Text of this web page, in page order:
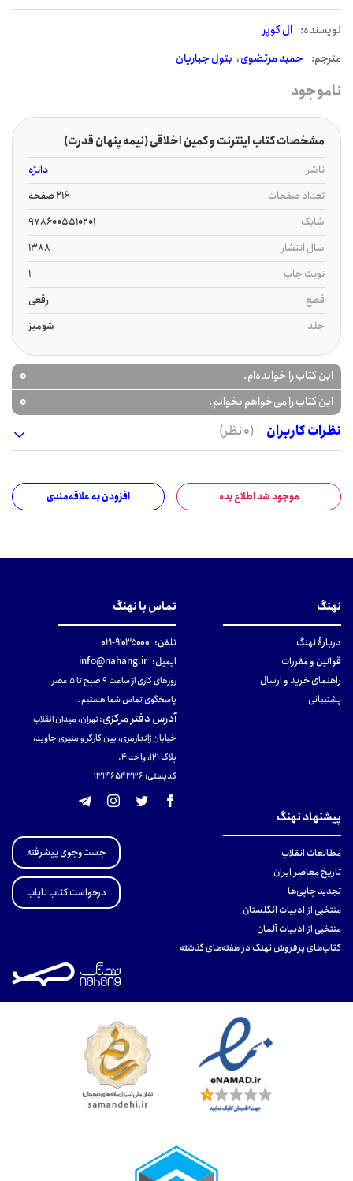
نويسنده: ال کوپر
مترجم: حمید مرتضوی بتول جباریان
ناموجود
مشخصات کتاب اینترنت و کمین اخلاقی (نیمه پنهان قدرت)
ناشر
دانژه
تعداد صفحات
216 صفحه
شابک
9786005510201
سال انتشار
1388
نوبت چاپ
1
قطع
رقعی
جلد
شومیز
این کتاب را خوانده‌ام. 0
این کتاب را می‌خواهم بخوانم.
0
نظرات کاربران
(0 نظر)
موجود شد اطلاع بده افزودن به علاقه‌مندی
نهنگ
دربارهٔ نهنگ
قوانین و مقررات
راهنمای خرید و ارسال
پشتیبانی
تماس با نهنگ
تلفن: ۹۱۰۳۵۰۰۰-۰۲۱
ایمیل: info@nahang.ir
روزهای کاری از ساعت ۹ صبح تا ۵ عصر
پاسخگوی تماس شما هستیم.
آدرس دفتر مرکزی:تهران، میدان انقلاب
خیابان ژاندارمری، بین کارگر و منیری جاوید،
پلاک 121، واحد ۴.
کدپستی: 131465433۶
پیشنهاد نهنگ
مطالعات انقلاب
تاریخ معاصر ایران
تجدید چاپی‌ها
منتخبی از ادبیات انگلستان
منتخبی از ادبیات آلمان
کتاب‌های پرفروش نهنگ در هفته‌های گذشته
جست‌وجوی پیشرفته
درخواست کتاب نایاب